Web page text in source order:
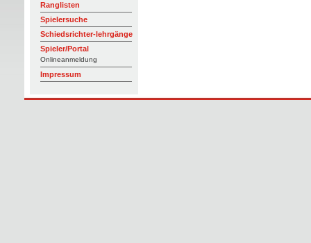
Ranglisten
Spielersuche
Schiedsrichter-lehrgänge
Spieler/Portal
Onlineanmeldung
Impressum